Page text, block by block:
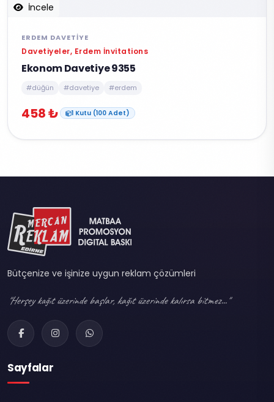
İncele
ERDEM DAVETIYE
Davetiyeler, Erdem İnvitations
Ekonom Davetiye 9355
#düğün #davetiye #erdem
458 ₺ 1 Kutu (100 Adet)
Bütçenize ve işinize uygun reklam çözümleri
"Herşey kağıt üzerinde başlar, kağıt üzerinde kalırsa bitmez..."
Sayfalar